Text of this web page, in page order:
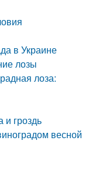
в Украине
лозы
лоза:
и гроздь
весной